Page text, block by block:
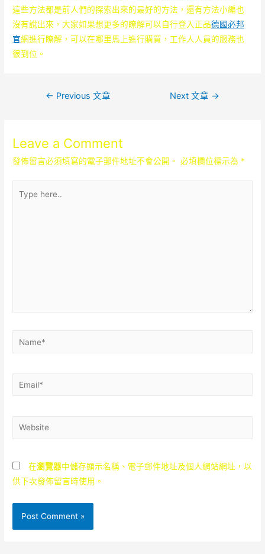
這些方法都是前人們的探索出來的最好的方法，還有方法小編也
沒有說出來，大家如果想更多的瞭解可以自行登入正品德國必邦
官網進行瞭解，可以在哪里馬上進行購買，工作人人員的服務也
很到位。
覽
← Previous 文章 Next 文章 →
Leave a Comment
發佈留言必須填寫的電子郵件地址不會公開。 必填欄位標示為 *
here..
Name*
Email*
Website
在瀏覽器中儲存顯示名稱、電子郵件地址及個人網站網址，以
供下次發佈留言時使用。